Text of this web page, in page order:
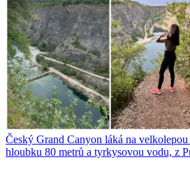
Český Grand Canyon láká na
hloubku 80 metrů a tyrkysovou vodu, z